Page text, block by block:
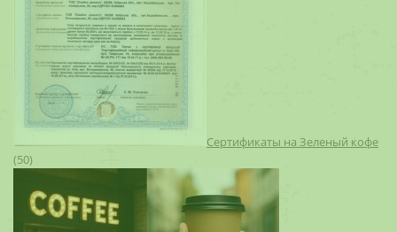
Сертификаты на Зеленый кофе
(50)